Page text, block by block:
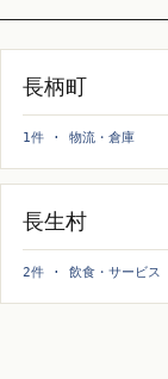
長柄町
1件 · 物流・倉庫
長生村
2件 · 飲食・サービス